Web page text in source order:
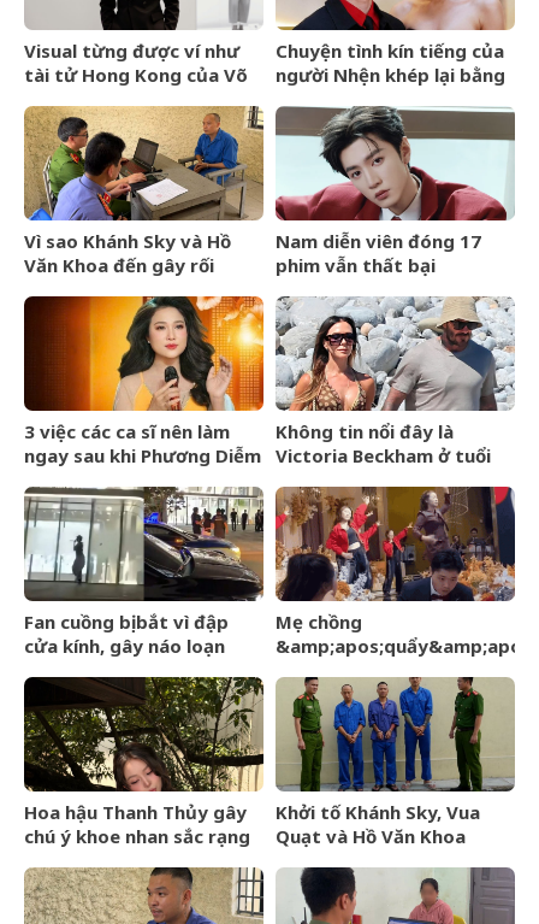
Visual từng được ví như
tài tử Hong Kong của Võ
tranh cãi vì một thay đổi
Chuyện tình kín tiếng của
người Nhện khép lại bằng
Vì sao Khánh Sky và Hồ
Văn Khoa đến gây rối
khởi tố?
Nam diễn viên đóng 17
phim vẫn thất bại
3 việc các ca sĩ nên làm
ngay sau khi Phương Diễm
Không tin nổi đây là
Victoria Beckham ở tuổi
Fan cuồng bị bắt vì đập
cửa kính, gây náo loạn
niệm 10 năm
Mẹ chồng
&amp;apos;quẩy&amp;apos;
dâu nói một câu, lời đáp
của chú rể gây sốt
Hoa hậu Thanh Thủy gây
chú ý khoe nhan sắc rạng
Khởi tố Khánh Sky, Vua
Quạt và Hồ Văn Khoa